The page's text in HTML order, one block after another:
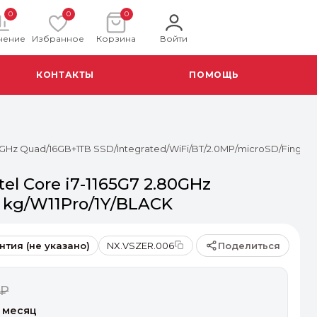
0 0
Избранное
0
Корзина Войти
КОНТАКТЫ ПОМОЩЬ
Quad/16GB+1TB SSD/Integrated/WiFi/BT/2.0MP/microSD/
Core i7-1165G7 2.80GHz
W11Pro/1Y/BLACK
Поделиться
(не указано) NX.VSZER.006